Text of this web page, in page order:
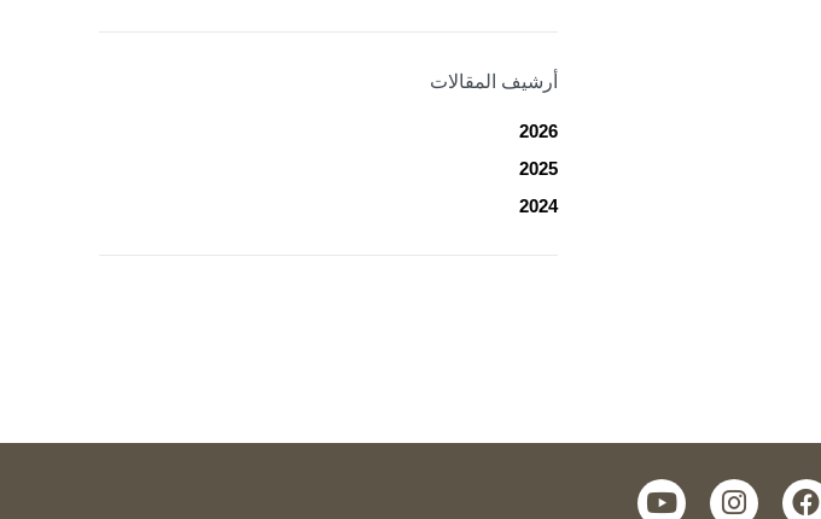
أرشيف المقالات
2026
2025
2024
facebook
instagram
youtube